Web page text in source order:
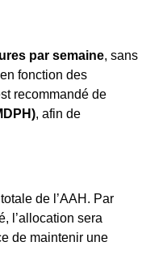
par semaine, sans
fonction des
recommandé de
, afin de
de l’AAH. Par
l’allocation sera
de maintenir une